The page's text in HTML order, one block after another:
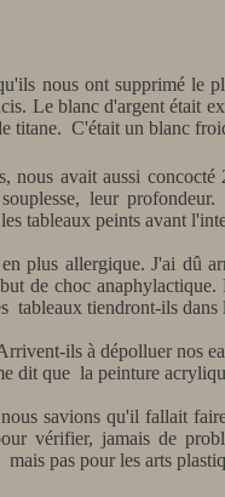
nous ont supprimé le
Le blanc d'argent était
titane. C'était un blanc
nous avait aussi
leur
tableaux peints avant
plus allergique. J'ai dû
de choc
tableaux tiendront-ils dans
ils à dépolluer nos
dit que la peinture
savions qu'il fallait
vérifier, jamais de
pas pour les arts